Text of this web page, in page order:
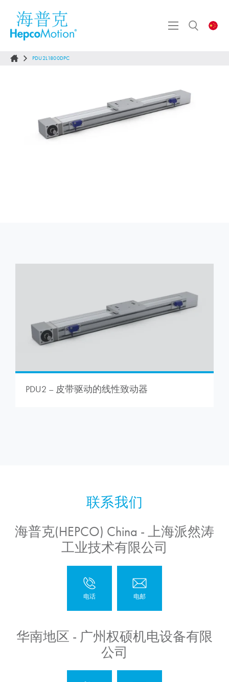
PDU2L1800DPC
PDU2 – 皮带驱动的线性致动器
海普克(HEPCO) China - 上海派然涛
工业技术有限公司
华南地区 - 广州权硕机电设备有限
公司